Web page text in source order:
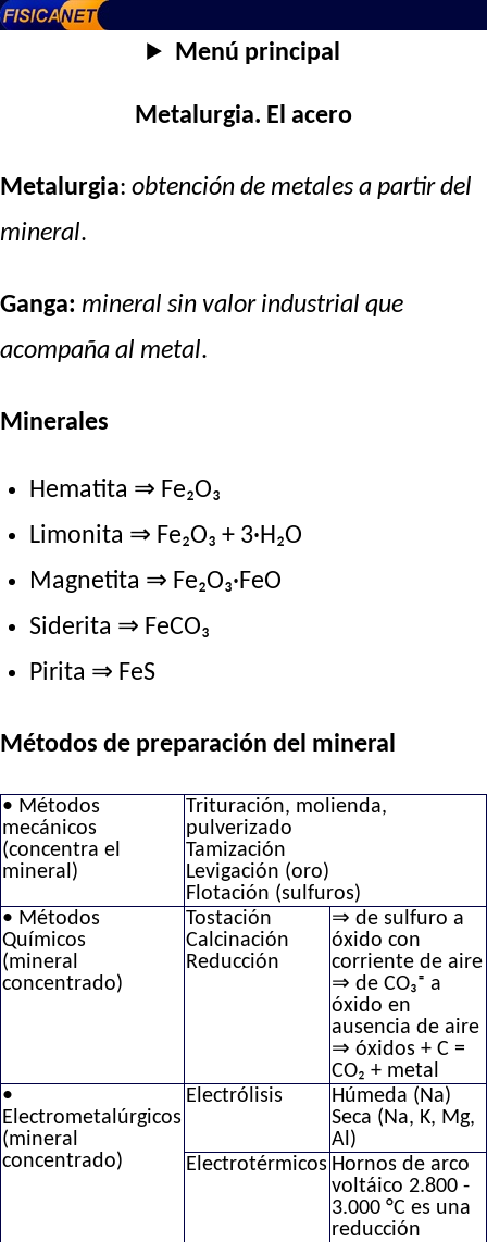
Menú principal
Metalurgia. El acero
Metalurgia: obtención de metales a partir del
mineral.
Ganga: mineral sin valor industrial que
acompaña al metal.
Minerales
Hematita ⇒ Fe₂O₃
Limonita ⇒ Fe₂O₃ + 3·H₂O
Magnetita ⇒ Fe₂O₃·FeO
Siderita ⇒ FeCO₃
Pirita ⇒ FeS
Métodos de preparación del mineral
• Métodos
mecánicos
(concentra el
mineral)
Trituración, molienda,
pulverizado
Tamización
Levigación (oro)
Flotación (sulfuros)
• Métodos
Químicos
(mineral
concentrado)
Tostación
Calcinación
Reducción
⇒ de sulfuro a
óxido con
corriente de aire
⇒ de CO₃⁼ a
óxido en
ausencia de aire
⇒ óxidos + C =
CO₂ + metal
•
Electrometalúrgicos
(mineral
concentrado)
Electrólisis
Húmeda (Na)
Seca (Na, K, Mg,
Al)
Electrotérmicos Hornos de arco
voltáico 2.800 -
3.000 °C es una
reducción